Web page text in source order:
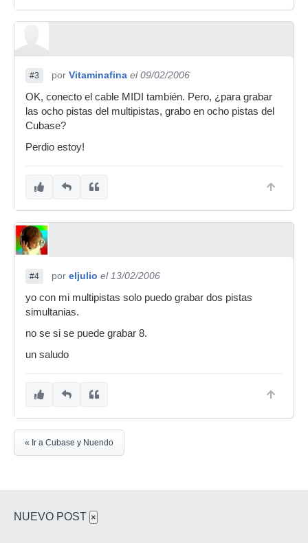
#3 por Vitaminafina el 09/02/2006
OK, conecto el cable MIDI también. Pero, ¿para grabar
las ocho pistas del multipistas, grabo en ocho pistas del
Cubase?
Perdio estoy!
#4 por eljulio el 13/02/2006
yo con mi multipistas solo puedo grabar dos pistas
simultanias.
no se si se puede grabar 8.
un saludo
« Ir a Cubase y Nuendo
NUEVO POST ×